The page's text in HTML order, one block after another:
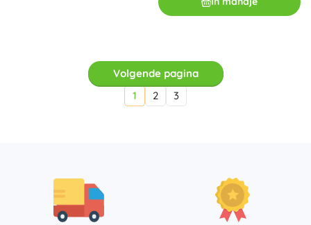
Volgende pagina
1
2 3